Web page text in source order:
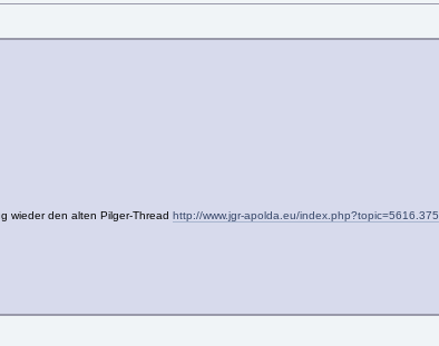
wieder den alten Pilger-Thread http://www.jgr-apolda.eu/index.php?topic=5616.375